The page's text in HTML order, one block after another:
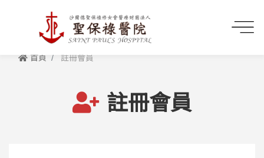
首頁 註冊會員
註冊會員